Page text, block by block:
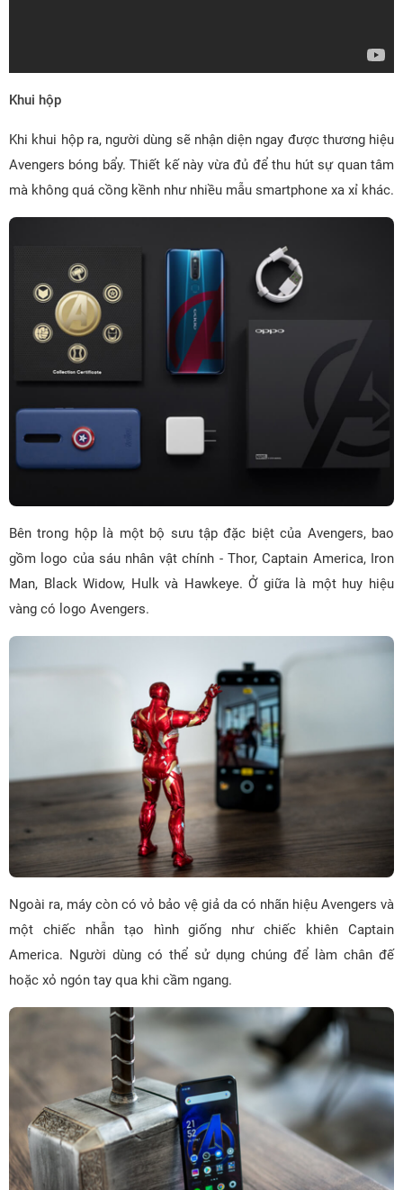
Khui hộp
Khi khui hộp ra, người dùng sẽ nhận diện ngay được thương hiệu
Avengers bóng bẩy. Thiết kế này vừa đủ để thu hút sự quan tâm
mà không quá cồng kềnh như nhiều mẫu smartphone xa xỉ khác.
Bên trong hộp là một bộ sưu tập đặc biệt của Avengers, bao
gồm logo của sáu nhân vật chính - Thor, Captain America, Iron
Man, Black Widow, Hulk và Hawkeye. Ở giữa là một huy hiệu
vàng có logo Avengers.
Ngoài ra, máy còn có vỏ bảo vệ giả da có nhãn hiệu Avengers và
một chiếc nhẫn tạo hình giống như chiếc khiên Captain
America. Người dùng có thể sử dụng chúng để làm chân đế
hoặc xỏ ngón tay qua khi cầm ngang.